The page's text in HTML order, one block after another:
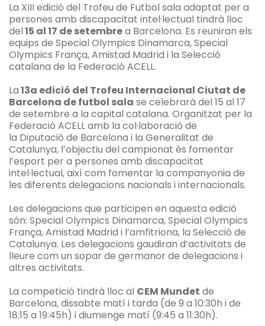
La XIII edició del Trofeu de Futbol sala adaptat per a
persones amb discapacitat intel·lectual tindrà lloc
del15 al 17 de setembrea Barcelona. Es reuniran els
equips de Special Olympics Dinamarca, Special
Olympics França, Amistad Madrid i la Selecció
catalana de la Federació ACELL.
La13a edició del Trofeu Internacional Ciutat de
Barcelona de futbol sala se celebrarà del 15 al 17
de setembre a la capital catalana. Organitzat per la
Federació ACELLamb la col·laboració de
la Diputació de Barcelona i la Generalitat de
Catalunya, l’objectiu del campionat és fomentar
l’esport per a persones amb discapacitat
intel·lectual, així com fomentar la companyonia de
les diferents delegacions nacionals i internacionals.
Les delegacions que participen en aquesta edició
són: Special Olympics Dinamarca, Special Olympics
França,Amistad Madrid i l’amfitriona, la Selecció de
Catalunya. Les delegacions gaudiran d’activitats de
lleure com un sopar de germanor de delegacions i
altres activitats.
La competició tindrà lloc al CEM Mundet de
Barcelona, dissabte matí i tarda (de 9 a 10:30h i de
18:15 a 19:45h) i diumenge matí (9:45 a 11:30h).